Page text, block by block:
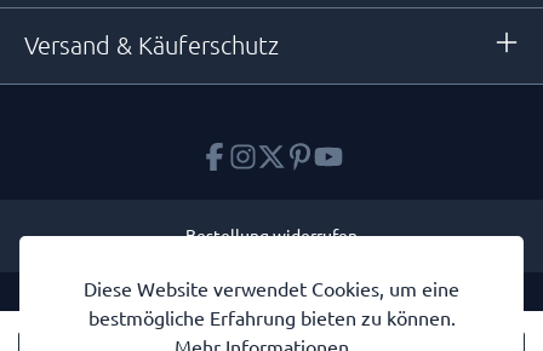
Versand & Käuferschutz
Bestellung widerrufen
Versandkosten
ggf. Nachnahmegebühren, wenn nicht anders angegeben.
Diese Website verwendet Cookies, um eine
bestmögliche Erfahrung bieten zu können.